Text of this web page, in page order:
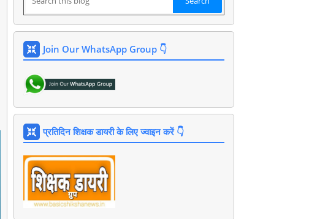
Join Our WhatsApp Group 👇
प्रतिदिन शिक्षक डायरी के लिए ज्वाइन करें 👇